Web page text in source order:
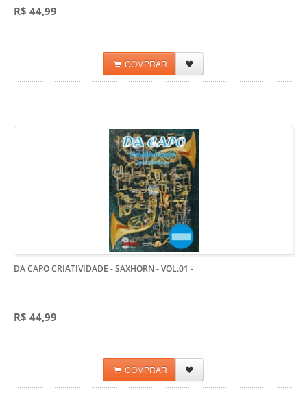
R$ 44,99
COMPRAR
DA CAPO CRIATIVIDADE - SAXHORN - VOL.01 -
R$ 44,99
COMPRAR